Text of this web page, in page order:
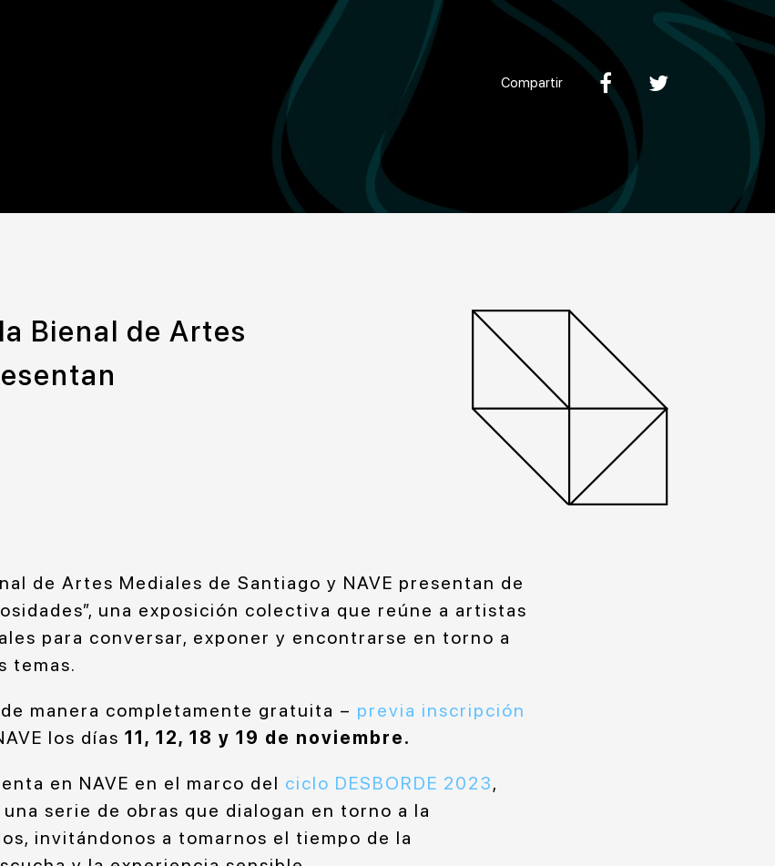
Compartir
Bienal de Artes
de Artes Mediales de Santiago y NAVE presentan de
una exposición colectiva que reúne a artistas
para conversar, exponer y encontrarse en torno a
temas.
manera completamente gratuita – previa inscripción
los días 11, 12, 18 y 19 de noviembre.
en NAVE en el marco del ciclo DESBORDE 2023,
serie de obras que dialogan en torno a la
invitándonos a tomarnos el tiempo de la